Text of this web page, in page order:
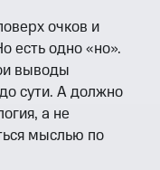
очков и
есть одно «но».
выводы
сути. А должно
а не
мыслью по